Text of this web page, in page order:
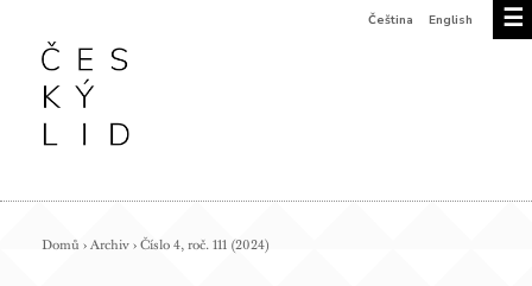
☰
Čeština English
Domů › Archiv › Číslo 4, roč. 111 (2024)